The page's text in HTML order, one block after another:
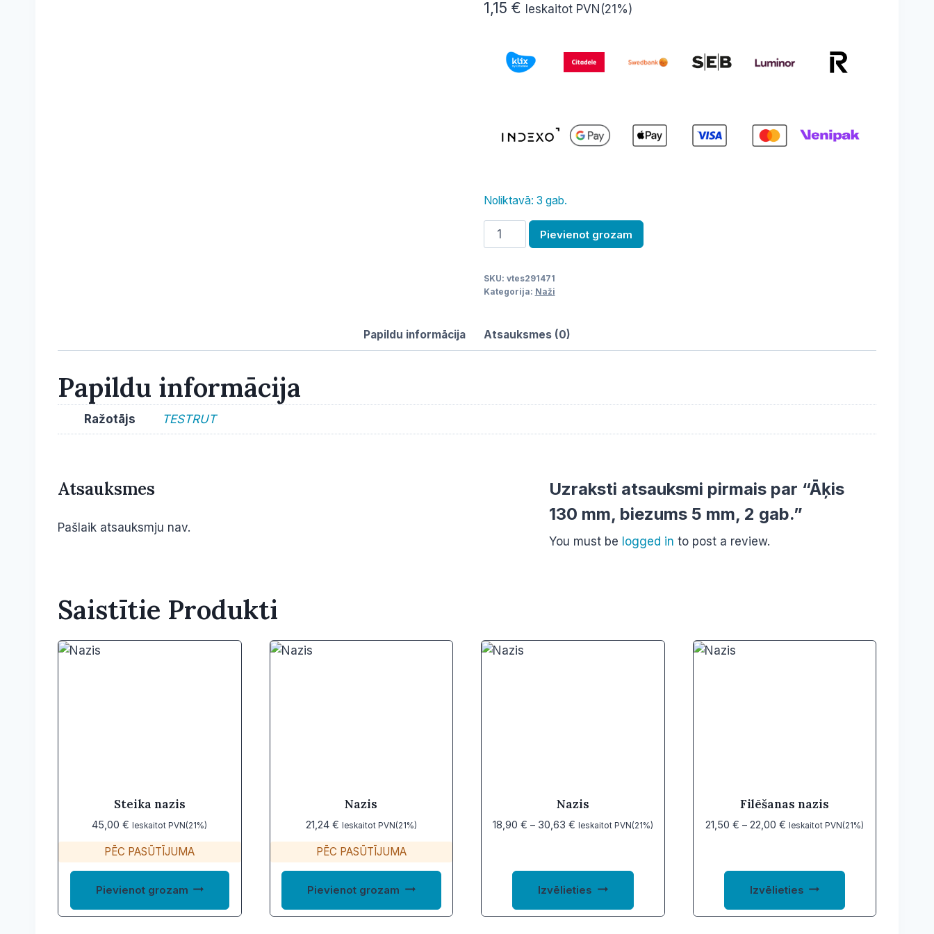
1,15 € Ieskaitot PVN(21%)
Noliktavā: 3 gab.
Āķis
130
biezums
2
Pievienot grozam
SKU: vtes291471
Kategorija: Naži
Papildu informācija Atsauksmes (0)
Papildu informācija
Ražotājs TESTRUT
Atsauksmes
Pašlaik atsauksmju nav.
Uzraksti atsauksmi pirmais par “Āķis
130 mm, biezums 5 mm, 2 gab.”
You must be logged in to post a review.
Saistītie Produkti
Steika nazis
45,00€ Ieskaitot PVN(21%)
PĒC PASŪTĪJUMA
Pievienot grozam
Nazis
21,24 € Ieskaitot PVN(21%)
PĒC PASŪTĪJUMA
Pievienot grozam
Nazis
18,90 € – 30,63 €Price
through
30,63 €
Ieskaitot PVN(21%)
Izvēlieties
This
has
Filēšanas nazis
21,50 € – 22,00 €Price
through
22,00 €
Ieskaitot PVN(21%)
Izvēlieties
This
has